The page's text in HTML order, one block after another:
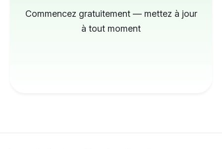
Commencez gratuitement — mettez à jour
à tout moment